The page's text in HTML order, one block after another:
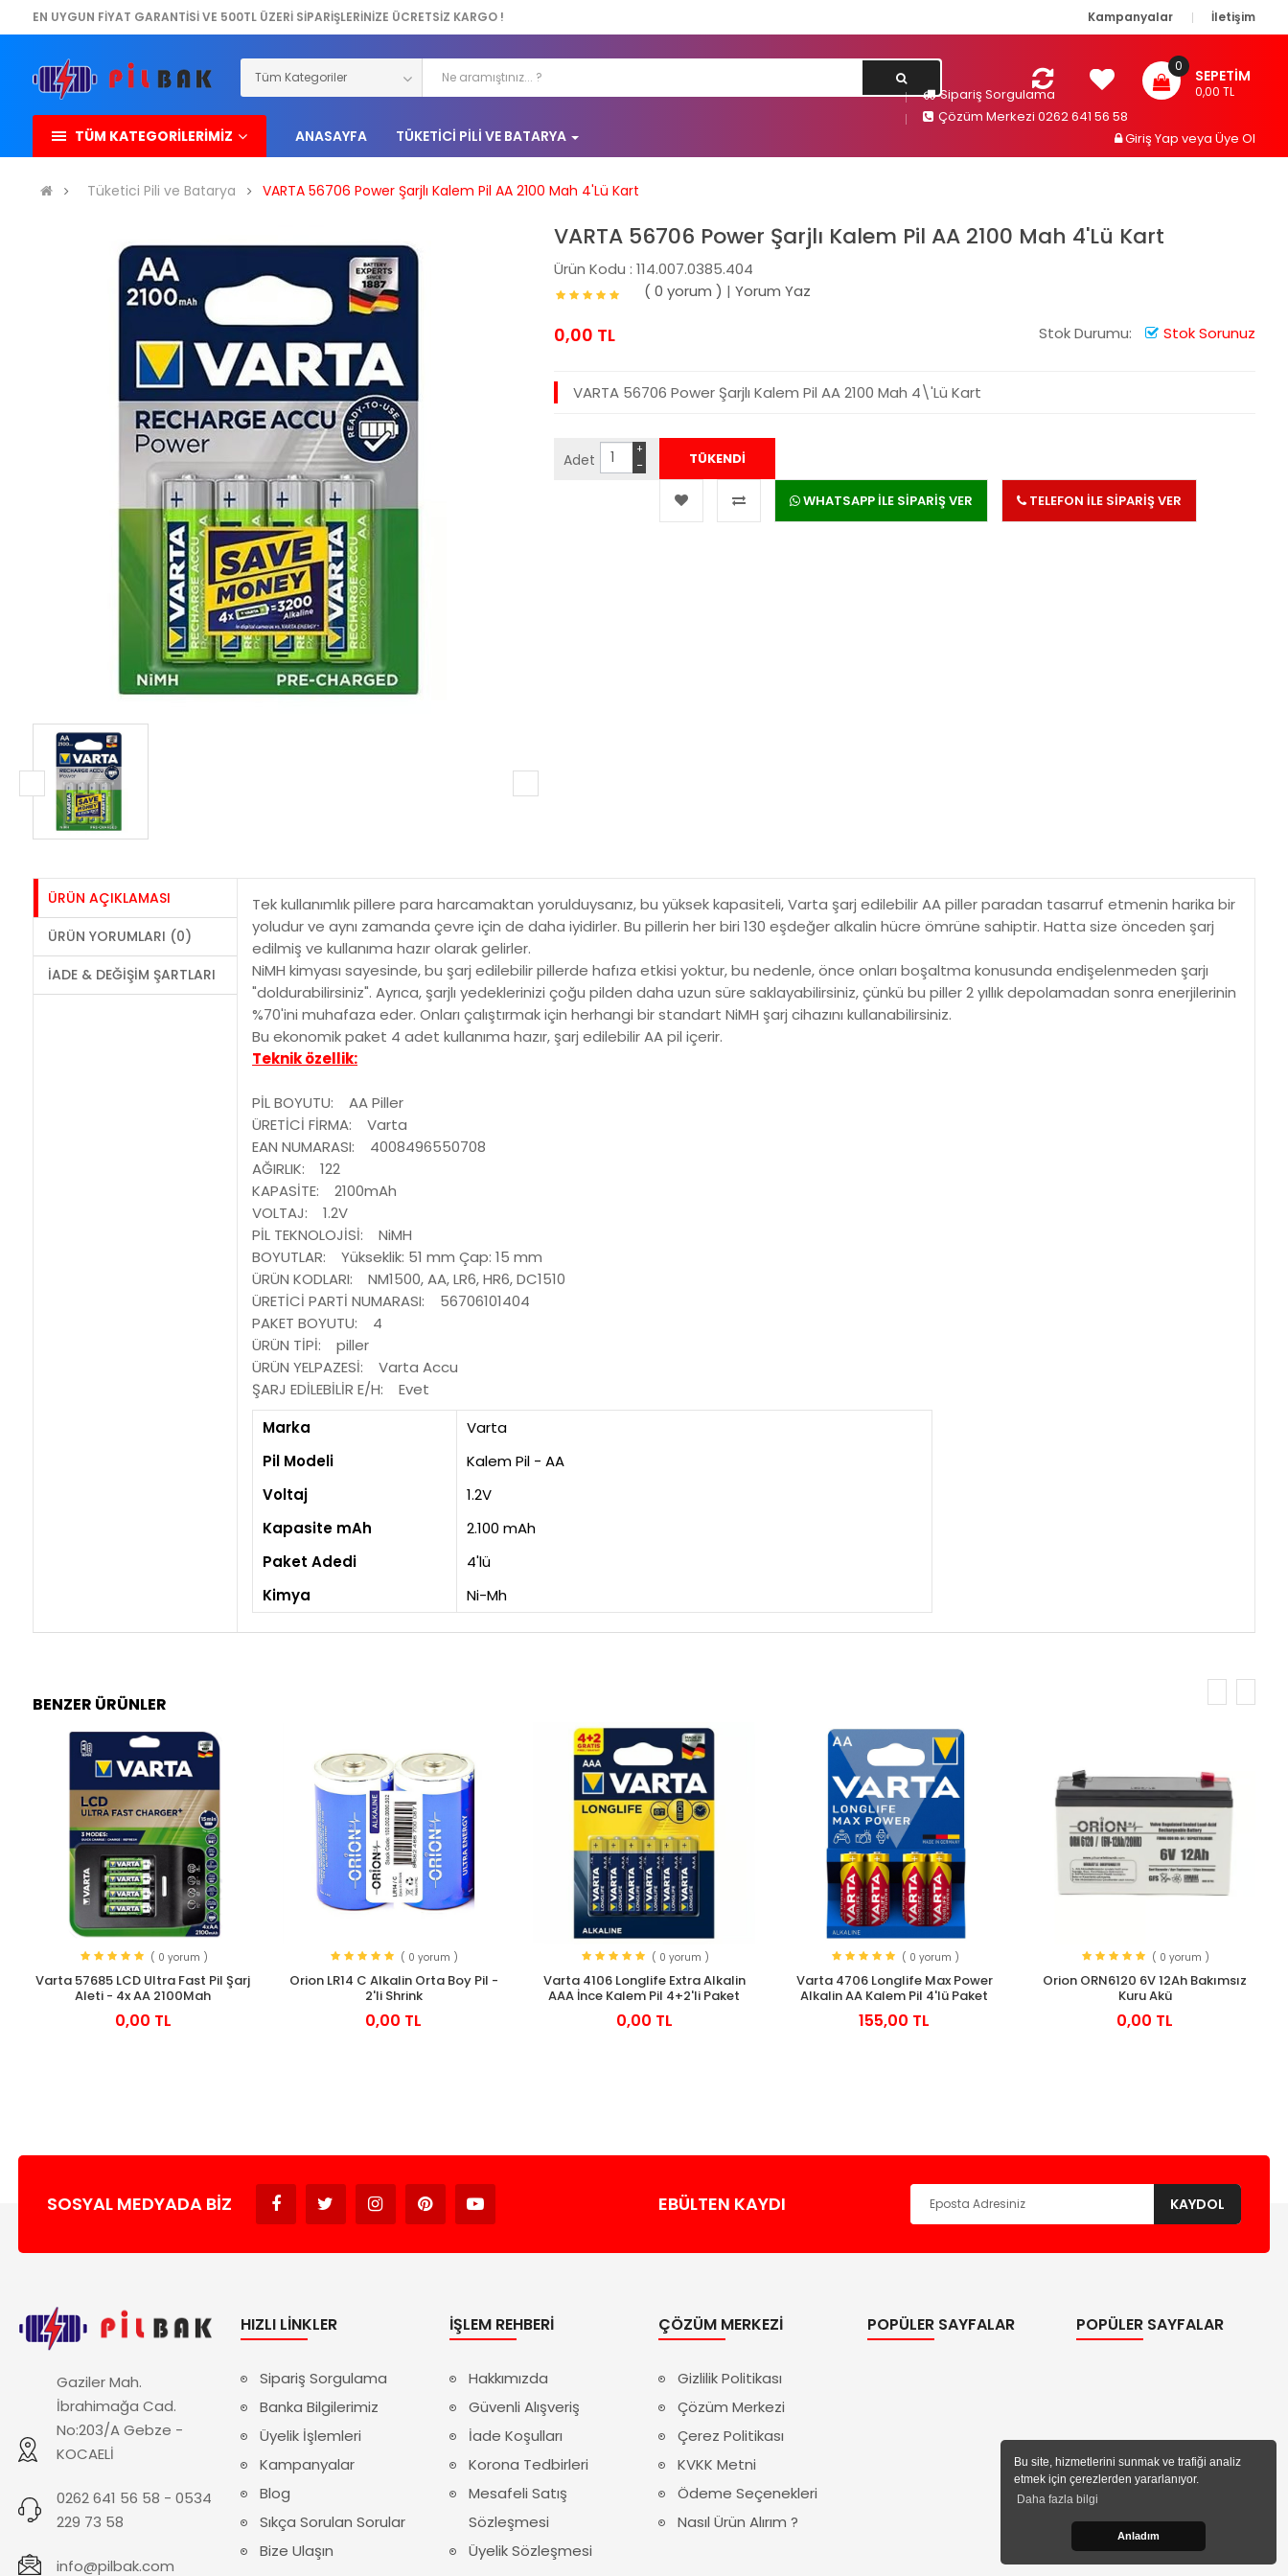
Bu site, hizmetlerini sunmak ve trafiği analiz
etmek için çerezlerden yararlanıyor.
Daha fazla bilgi
Anladım
EN UYGUN FİYAT GARANTİSİ VE 500TL ÜZERİ SİPARİŞLERİNİZE ÜCRETSİZ KARGO ! Kampanyalar İletişim
SEPETIM
0
0,00 TL
TÜM KATEGORİLERİMİZ ANASAYFA TÜKETICI PILI VE BATARYA
Sipariş Sorgulama
Çözüm Merkezi 0262 641 56 58
Giriş YapveyaÜye Ol
Tüketici Pili ve Batarya VARTA 56706 Power Şarjlı Kalem Pil AA 2100 Mah 4'Lü Kart
VARTA 56706 Power Şarjlı Kalem Pil AA 2100 Mah 4'Lü Kart
Ürün Kodu : 114.007.0385.404
( 0 yorum ) |Yorum Yaz
0,00 TL Stok Durumu: Stok Sorunuz
VARTA 56706 Power Şarjlı Kalem Pil AA 2100 Mah 4\'Lü Kart
Adet −
+
WHATSAPP İLE SİPARİŞ VER TELEFON İLE SİPARİŞ VER
ÜRÜN AÇIKLAMASI
ÜRÜN YORUMLARI (0)
İADE & DEĞIŞIM ŞARTLARI
Tek kullanımlık pillere para harcamaktan yorulduysanız, bu yüksek kapasiteli, Varta şarj edilebilir AA piller paradan tasarruf etmenin harika bir
yoludur ve aynı zamanda çevre için de daha iyidirler. Bu pillerin her biri 130 eşdeğer alkalin hücre ömrüne sahiptir. Hatta size önceden şarj
edilmiş ve kullanıma hazır olarak gelirler.
NiMH kimyası sayesinde, bu şarj edilebilir pillerde hafıza etkisi yoktur, bu nedenle, önce onları boşaltma konusunda endişelenmeden şarjı
"doldurabilirsiniz". Ayrıca, şarjlı yedeklerinizi çoğu pilden daha uzun süre saklayabilirsiniz, çünkü bu piller 2 yıllık depolamadan sonra enerjilerinin
%70'ini muhafaza eder. Onları çalıştırmak için herhangi bir standart NiMH şarj cihazını kullanabilirsiniz.
Bu ekonomik paket 4 adet kullanıma hazır, şarj edilebilir AA pil içerir.
Teknik özellik:
PİL BOYUTU: AA Piller
ÜRETİCİ FİRMA: Varta
EAN NUMARASI: 4008496550708
AĞIRLIK: 122
KAPASİTE: 2100mAh
VOLTAJ: 1.2V
PİL TEKNOLOJİSİ: NiMH
BOYUTLAR: Yükseklik: 51 mm Çap: 15 mm
ÜRÜN KODLARI: NM1500, AA, LR6, HR6, DC1510
ÜRETİCİ PARTİ NUMARASI: 56706101404
PAKET BOYUTU: 4
ÜRÜN TİPİ: piller
ÜRÜN YELPAZESİ: Varta Accu
ŞARJ EDİLEBİLİR E/H: Evet
Marka
Varta
Pil Modeli
Kalem Pil - AA
Voltaj
1.2V
Kapasite mAh
2.100 mAh
Paket Adedi
4'lü
Kimya
Ni-Mh
BENZER ÜRÜNLER
( 0 yorum )
Varta 57685 LCD Ultra Fast Pil Şarj
Aleti - 4x AA 2100Mah
0,00 TL
( 0 yorum )
Orion LR14 C Alkalin Orta Boy Pil -
2'li Shrink
0,00 TL
( 0 yorum )
Varta 4106 Longlife Extra Alkalin
AAA İnce Kalem Pil 4+2'li Paket
0,00 TL
( 0 yorum )
Varta 4706 Longlife Max Power
Alkalin AA Kalem Pil 4'lü Paket
155,00 TL
( 0 yorum )
Orion ORN6120 6V 12Ah Bakımsız
Kuru Akü
0,00 TL
SOSYAL MEDYADA BIZ EBÜLTEN KAYDI KAYDOL
Gaziler Mah.
İbrahimağa Cad.
No:203/A Gebze -
KOCAELİ
0262 641 56 58 - 0534
229 73 58
info@pilbak.com
HIZLI LINKLER
Sipariş Sorgulama
Banka Bilgilerimiz
Üyelik İşlemleri
Kampanyalar
Blog
Sıkça Sorulan Sorular
Bize Ulaşın
İŞLEM REHBERI
Hakkımızda
Güvenli Alışveriş
İade Koşulları
Korona Tedbirleri
Mesafeli Satış
Sözleşmesi
Üyelik Sözleşmesi
ÇÖZÜM MERKEZI
Gizlilik Politikası
Çözüm Merkezi
Çerez Politikası
KVKK Metni
Ödeme Seçenekleri
Nasıl Ürün Alırım ?
POPÜLER SAYFALAR POPÜLER SAYFALAR